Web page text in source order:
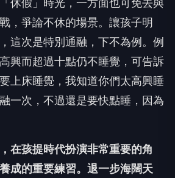
休假」時光，一方面也可免去與
，爭論不休的場景。讓孩子明
這次是特別通融，下不為例。例
興而超過十點仍不睡覺，可告訴
上床睡覺，我知道你們太高興睡
一次，不過還是要快點睡，因為
在孩提時代扮演非常重要的角
成的重要練習。退一步海闊天